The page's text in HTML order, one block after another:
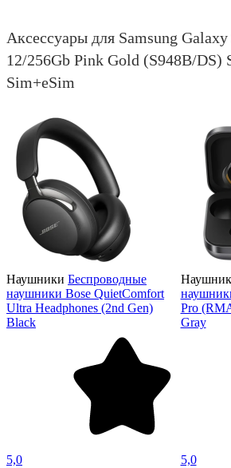
Аксессуары для Samsung
12/256Gb Pink Gold (S948B/DS)
Sim+eSim
Наушники Беспроводные
наушники Bose QuietComfort
Ultra Headphones (2nd Gen)
Black
5,0
Pro
Gray
5,0